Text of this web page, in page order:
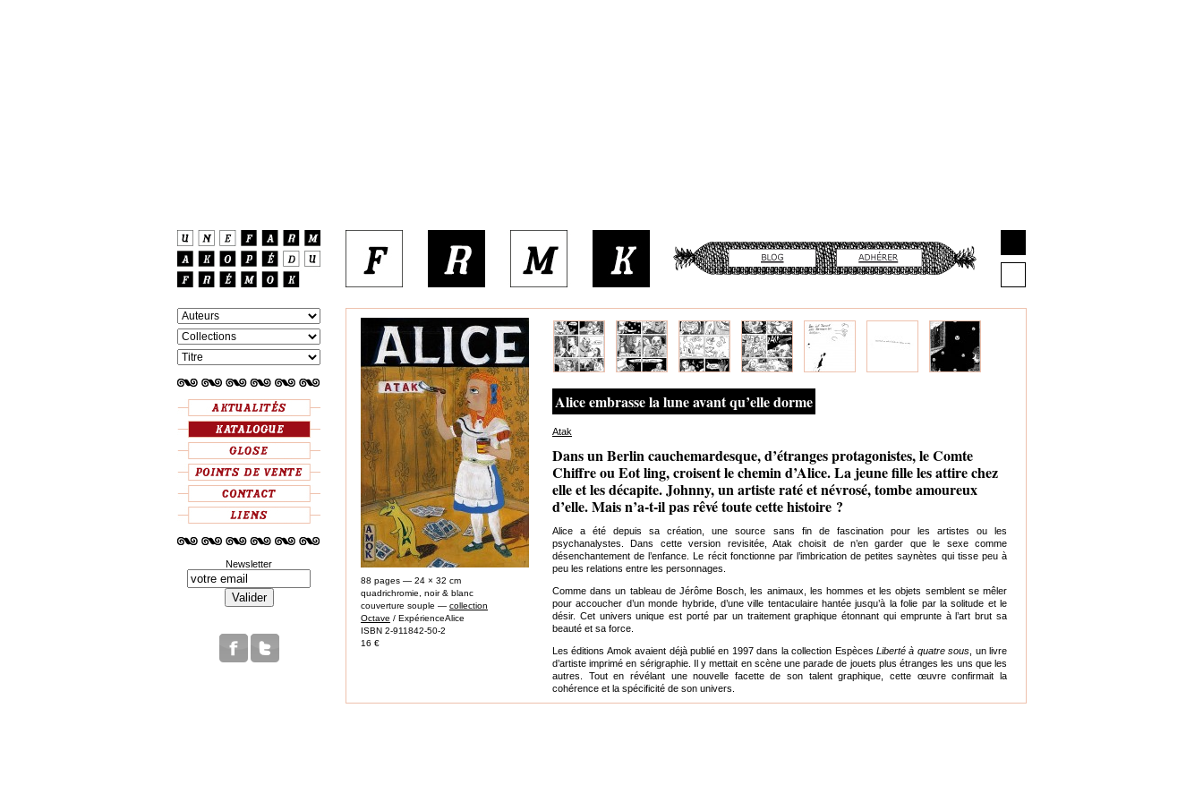
Newsletter
88 pages — 24 × 32 cm
quadrichromie, noir & blanc
couverture souple — collection
Octave / ExpérienceAlice
ISBN 2-911842-50-2
16 €
Alice embrasse la lune avant qu’elle dorme
Atak
Dans un Berlin cauchemardesque, d’étranges protagonistes, le Comte
Chiffre ou Eot ling, croisent le chemin d’Alice. La jeune fille les attire chez
elle et les décapite. Johnny, un artiste raté et névrosé, tombe amoureux
d’elle. Mais n’a-t-il pas rêvé toute cette histoire ?
Alice a été depuis sa création, une source sans fin de fascination pour les artistes ou les
psychanalystes. Dans cette version revisitée, Atak choisit de n’en garder que le sexe comme
désenchantement de l’enfance. Le récit fonctionne par l’imbrication de petites saynètes qui tisse peu à
peu les relations entre les personnages.
Comme dans un tableau de Jérôme Bosch, les animaux, les hommes et les objets semblent se mêler
pour accoucher d’un monde hybride, d’une ville tentaculaire hantée jusqu’à la folie par la solitude et le
désir. Cet univers unique est porté par un traitement graphique étonnant qui emprunte à l’art brut sa
beauté et sa force.
Les éditions Amok avaient déjà publié en 1997 dans la collection Espèces Liberté à quatre sous , un livre
d’artiste imprimé en sérigraphie. Il y mettait en scène une parade de jouets plus étranges les uns que les
autres. Tout en révélant une nouvelle facette de son talent graphique, cette œuvre confirmait la
cohérence et la spécificité de son univers.